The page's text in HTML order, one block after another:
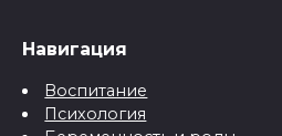
Навигация
Воспитание
Психология